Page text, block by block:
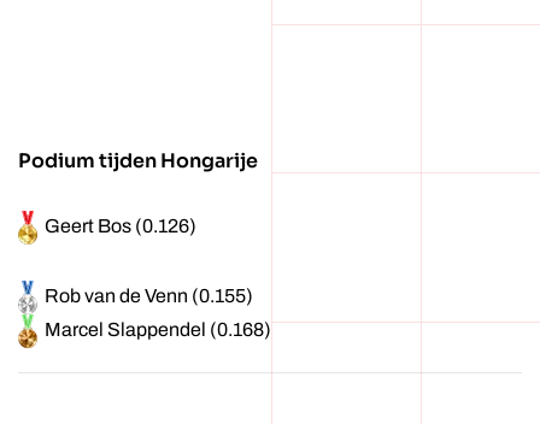
Podium tijden Hongarije
Geert Bos (0.126)
Rob van de Venn (0.155)
Marcel Slappendel (0.168)